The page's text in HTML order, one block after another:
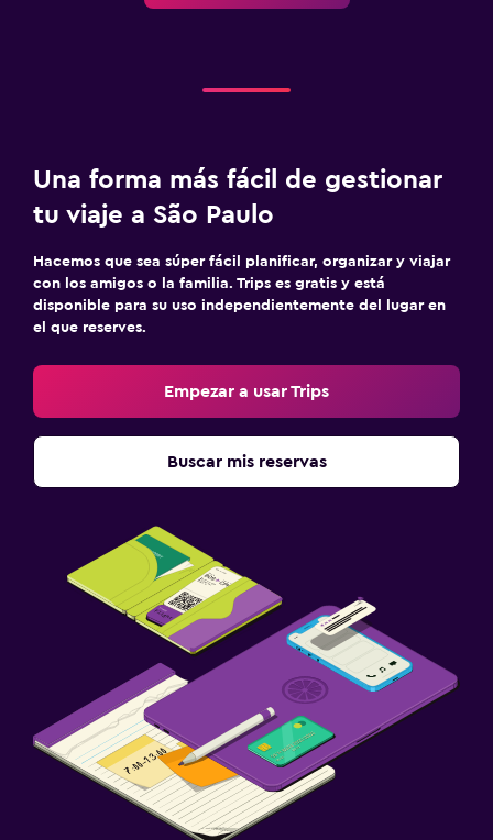
Una forma más fácil de gestionar
tu viaje a São Paulo
Hacemos que sea súper fácil planificar, organizar y viajar
con los amigos o la familia. Trips es gratis y está
disponible para su uso independientemente del lugar en
el que reserves.
Empezar a usar Trips
Buscar mis reservas